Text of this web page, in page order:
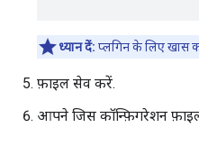
ध्यान दें: प्लगिन के लिए खास
फ़ाइल सेव करें.
आपने जिस कॉन्फ़िगरेशन फ़ाइल